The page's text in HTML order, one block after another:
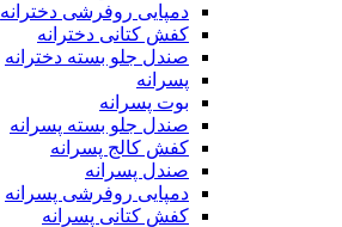
دمپایی روفرشی دخترانه
کفش کتانی دخترانه
صندل جلو بسته دخترانه
پسرانه
بوت پسرانه
صندل جلو بسته پسرانه
کفش کالج پسرانه
صندل پسرانه
دمپایی روفرشی پسرانه
کفش کتانی پسرانه